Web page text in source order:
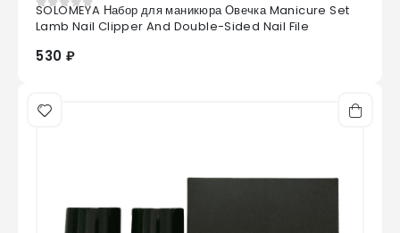
0 из 5
SOLOMEYA Набор для маникюра Овечка Manicure Set
Lamb Nail Clipper And Double-Sided Nail File
530 ₽